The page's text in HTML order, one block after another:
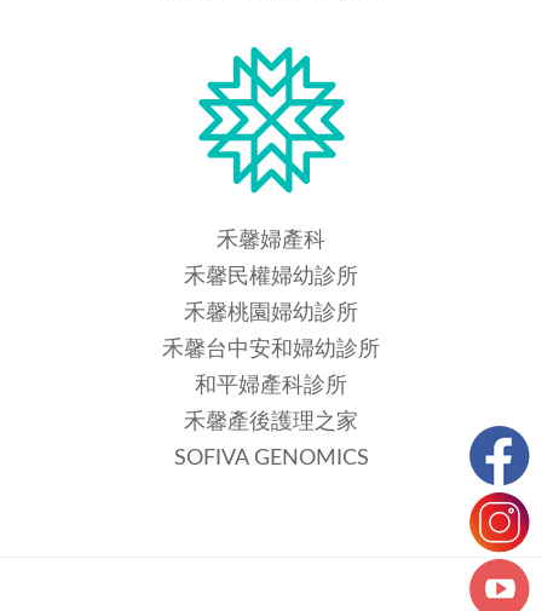
禾馨婦產科
禾馨民權婦幼診所
禾馨桃園婦幼診所
禾馨台中安和婦幼診所
和平婦產科診所
禾馨產後護理之家
SOFIVA GENOMICS